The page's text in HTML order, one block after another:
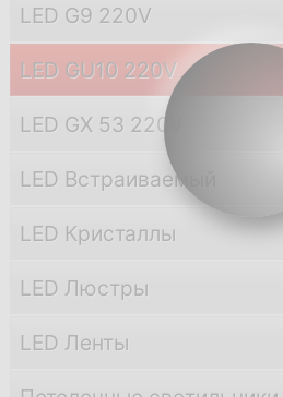
LED G9 220V
LED GU10 220V
LED GX 53 220V
LED Встраиваемый
LED Кристаллы
LED Люстры
LED Ленты